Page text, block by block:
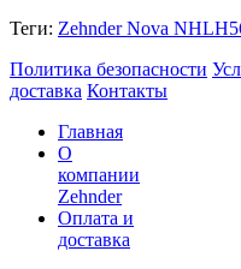
Теги: Zehnder Nova
Политика безопасности
доставка Контакты
Главная
О
компании
Zehnder
Оплата и
доставка